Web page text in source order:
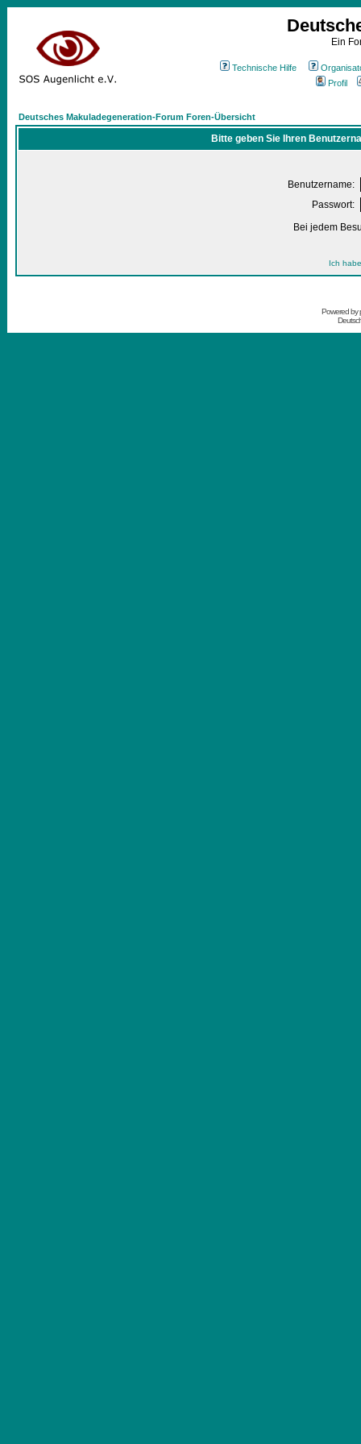
Ein
Technische Hilfe
Profil
Deutsches Makuladegeneration-Forum Foren-Übersicht
Bitte geben Sie Ihren
Benutzername:
Passwort:
Bei jedem
Ich
Powered by